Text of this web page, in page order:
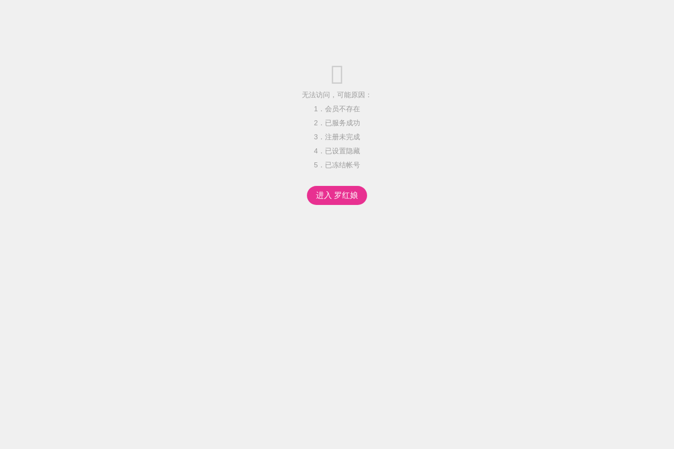

无法访问，可能原因：
1．会员不存在
2．已服务成功
3．注册未完成
4．已设置隐藏
5．已冻结帐号
进入 罗红娘